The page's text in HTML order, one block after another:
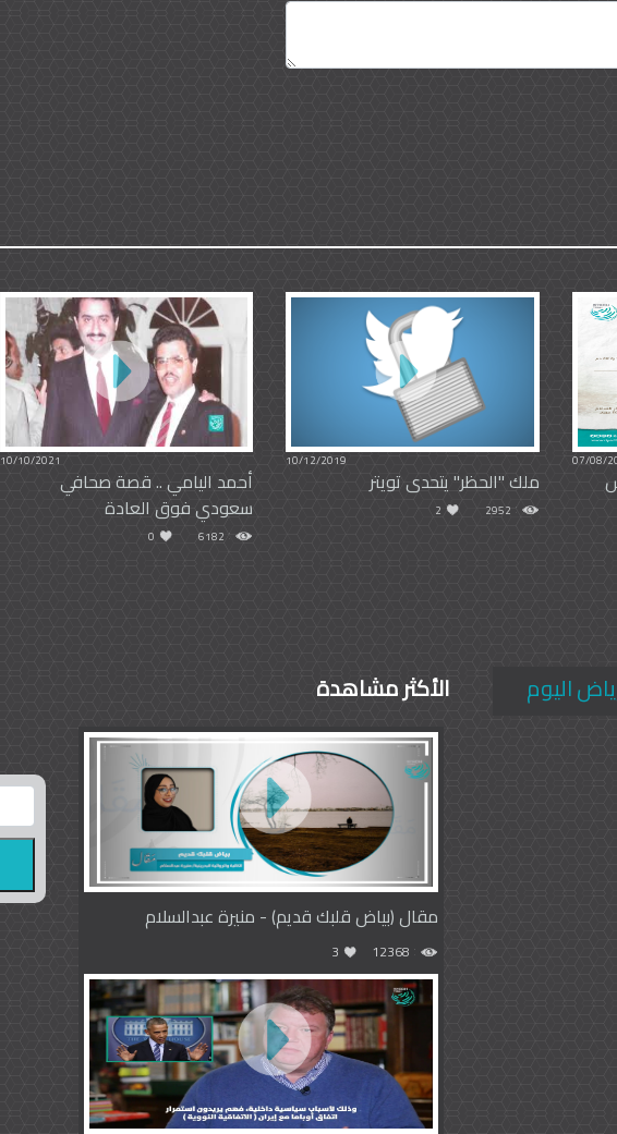
07/08/
10/12/2019
ملك "الحظر" يتحدى تويتر
2952
2
10/10/2021
أحمد اليامي .. قصة صحافي
سعودي فوق العادة
6182
0
اليوم الأكثر مشاهدة
مقال (بياض قلبك قديم) - منيرة عبدالسلام
12368
3